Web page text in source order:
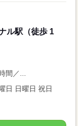
ル駅（徒歩 1
間／...
日 日曜日 祝日